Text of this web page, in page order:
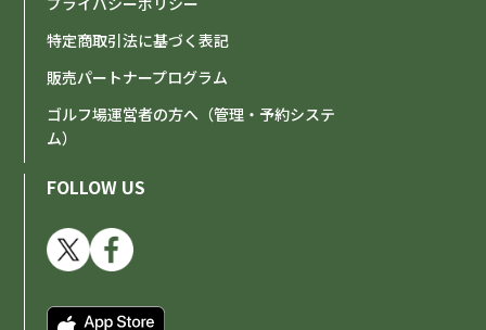
特定商取引法に基づく表記
販売パートナープログラム
ゴルフ場運営者の方へ（管理・予約システ
ム）
FOLLOW US